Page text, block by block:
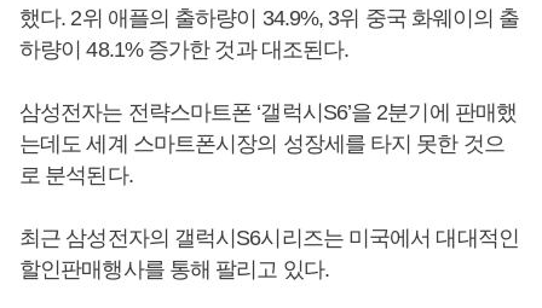
했다. 2위 애플의 출하량이 34.9%, 3위 중국 화웨이의 출
하량이 48.1% 증가한 것과 대조된다.
삼성전자는 전략스마트폰 ‘갤럭시S6’을 2분기에 판매했
는데도 세계 스마트폰시장의 성장세를 타지 못한 것으
로 분석된다.
최근 삼성전자의 갤럭시S6시리즈는 미국에서 대대적인
할인판매행사를 통해 팔리고 있다.